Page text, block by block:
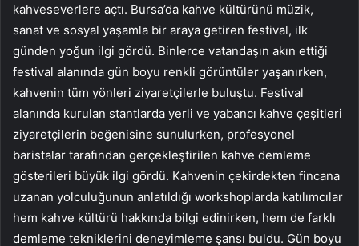
kahveseverlere açtı. Bursa’da kahve kültürünü müzik,
sanat ve sosyal yaşamla bir araya getiren festival, ilk
günden yoğun ilgi gördü. Binlerce vatandaşın akın ettiği
festival alanında gün boyu renkli görüntüler yaşanırken,
kahvenin tüm yönleri ziyaretçilerle buluştu. Festival
alanında kurulan stantlarda yerli ve yabancı kahve çeşitleri
ziyaretçilerin beğenisine sunulurken, profesyonel
baristalar tarafından gerçekleştirilen kahve demleme
gösterileri büyük ilgi gördü. Kahvenin çekirdekten fincana
uzanan yolculuğunun anlatıldığı workshoplarda katılımcılar
hem kahve kültürü hakkında bilgi edinirken, hem de farklı
demleme tekniklerini deneyimleme şansı buldu. Gün boyu